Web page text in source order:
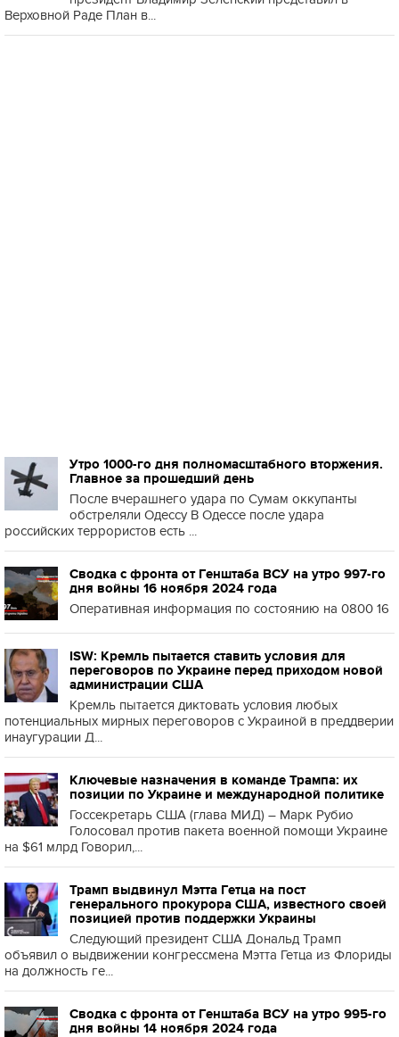
Верховной Раде План в...
Утро 1000-го дня полномасштабного вторжения.
Главное за прошедший день
После вчерашнего удара по Сумам оккупанты
обстреляли Одессу В Одессе после удара
российских террористов есть ...
Сводка с фронта от Генштаба ВСУ на утро 997-го
дня войны 16 ноября 2024 года
Оперативная информация по состоянию на 0800 16
ISW: Кремль пытается ставить условия для
переговоров по Украине перед приходом новой
администрации США
Кремль пытается диктовать условия любых
потенциальных мирных переговоров с Украиной в преддверии
инаугурации Д...
Ключевые назначения в команде Трампа: их
позиции по Украине и международной политике
Госсекретарь США (глава МИД) – Марк Рубио
Голосовал против пакета военной помощи Украине
на $61 млрд Говорил,...
Трамп выдвинул Мэтта Гетца на пост
генерального прокурора США, известного своей
позицией против поддержки Украины
Следующий президент США Дональд Трамп
объявил о выдвижении конгрессмена Мэтта Гетца из Флориды
на должность ге...
Сводка с фронта от Генштаба ВСУ на утро 995-го
дня войны 14 ноября 2024 года